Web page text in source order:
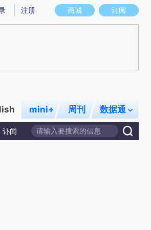
意图存在偏差。不代表财新观点和立场。推荐点
商城 订阅
注册
mini+ 周刊 数据通
讣闻